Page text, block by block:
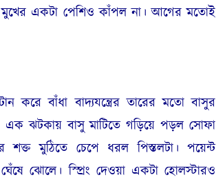
মুখের একটা পেশিও কাঁপল না। আগের মতোই
করে বাঁধা বাদ্যযন্ত্রের তারের মতো বাসুর
এক ঝটকায় বাসু মাটিতে গড়িয়ে পড়ল সোফা
মুঠিতে চেপে ধরল পিস্তলটা। পয়েন্ট
ঝোলে। স্প্রিং দেওয়া একটা হোলস্টারও